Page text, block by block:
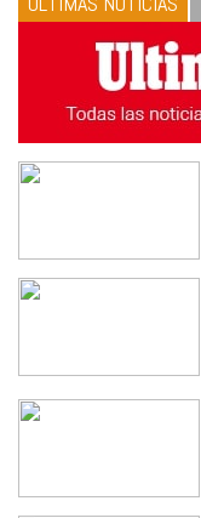
ÚLTIMAS NOTICIAS